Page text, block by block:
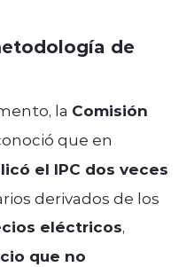
de
la Comisión
que en
el IPC dos veces
derivados de los
eléctricos,
que no